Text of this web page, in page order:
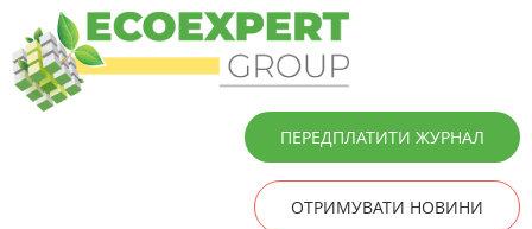
ПЕРЕДПЛАТИТИ ЖУРНАЛ
ОТРИМУВАТИ НОВИНИ